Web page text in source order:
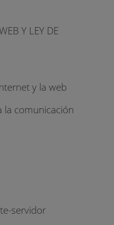
Y LEY DE
y la web
la comunicación
servidor